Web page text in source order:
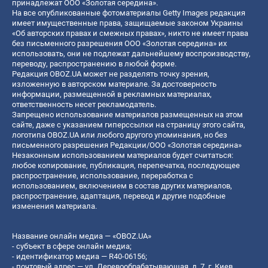
принадлежат ООО «Золотая середина».
На все опубликованные фотоматериалы Getty Images редакция
имеет имущественные права, защищаемые законом Украины
«Об авторских правах и смежных правах», никто не имеет права
без письменного разрешения ООО «Золотая середина» их
использовать, они не подлежат дальнейшему воспроизводству,
переводу, распространению в любой форме.
Редакция OBOZ.UA может не разделять точку зрения,
изложенную в авторском материале. За достоверность
информации, размещенной в рекламных материалах,
ответственность несет рекламодатель.
Запрещено использование материалов размещенных на этом
сайте, даже с указанием гиперссылки на страницу этого сайта,
логотипа OBOZ.UA или любого другого упоминания, но без
письменного разрешения Редакции/ООО «Золотая середина»
Незаконным использованием материалов будет считаться:
любое копирование, публикация, перепечатка, последующее
распространение, использование, переработка с
использованием, включением в состав других материалов,
распространение, адаптация, перевод и другие подобные
изменения материала.
Название онлайн медиа — «OBOZ.UA»
- субъект в сфере онлайн медиа;
- идентификатор медиа — R40-06156;